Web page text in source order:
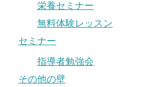
栄養セミナー
無料体験レッスン
セミナー
指導者勉強会
その他の壁